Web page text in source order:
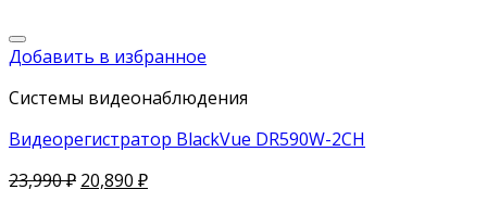
Добавить в избранное
Системы видеонаблюдения
Видеорегистратор BlackVue DR590W-2CH
23,990₽ 20,890 ₽